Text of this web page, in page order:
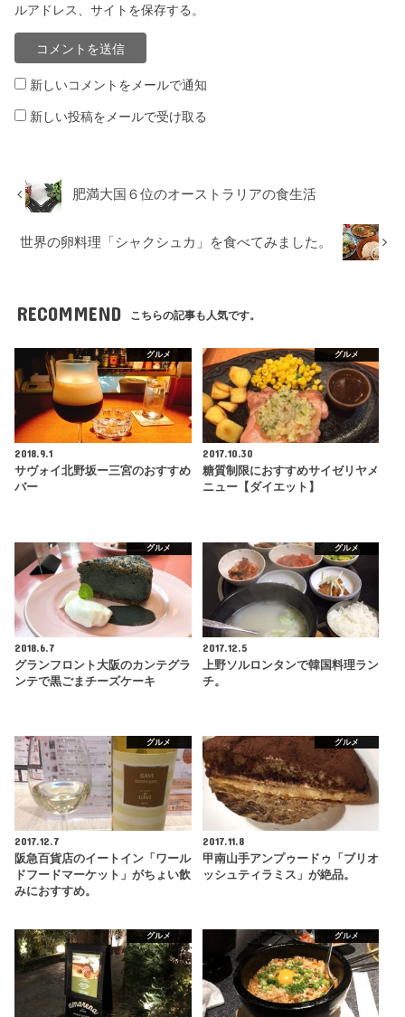
ルアドレス、サイトを保存する。
新しいコメントをメールで通知
新しい投稿をメールで受け取る
肥満大国６位のオーストラリアの食生活
世界の卵料理「シャクシュカ」を食べてみました。
RECOMMEND こちらの記事も人気です。
グルメ
2018.9.1
サヴォイ北野坂ー三宮のおすすめ
バー
グルメ
2017.10.30
糖質制限におすすめサイゼリヤメ
ニュー【ダイエット】
グルメ
2018.6.7
グランフロント大阪のカンテグラ
ンテで黒ごまチーズケーキ
グルメ
2017.12.5
上野ソルロンタンで韓国料理ラン
チ。
グルメ
2017.12.7
阪急百貨店のイートイン「ワール
ドフードマーケット」がちょい飲
みにおすすめ。
グルメ
2017.11.8
甲南山手アンプゥードゥ「ブリオ
ッシュティラミス」が絶品。
グルメ グルメ